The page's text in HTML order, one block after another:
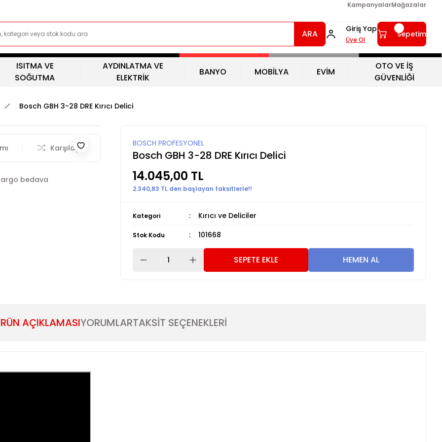
KampanyalarMağazalar
ARA Giriş Yap
Üye Ol
Sepetim
ISITMA VE
SOĞUTMA
AYDINLATMA VE
ELEKTRİK
BANYO MOBİLYA EVİM
OTO VE İŞ
GÜVENLİĞİ
Bosch GBH 3-28 DRE Kırıcı Delici
Karşılaştır
bedava
BOSCH PROFESYONEL
Bosch GBH 3-28 DRE Kırıcı Delici
14.045,00 TL
2.340,83 TL den başlayan taksitlerle!!
Kategori Kırıcı ve Deliciler
Stok Kodu 101668
SEPETE EKLE HEMEN AL
AÇIKLAMASIYORUMLARTAKSİT SEÇENEKLERİ